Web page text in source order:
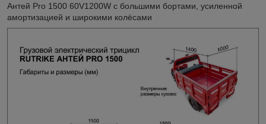
Антей Pro 1500 60V1200W с большими бортами, усиленной
амортизацией и широкими колёсами